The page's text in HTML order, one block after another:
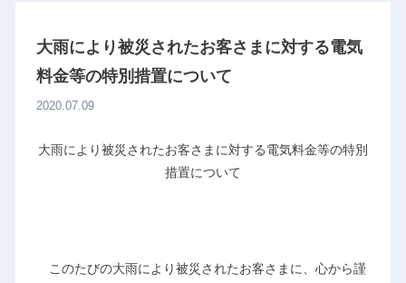
大雨により被災されたお客さまに対する電気
料金等の特別措置について
2020.07.09
大雨により被災されたお客さまに対する電気料金等の特別
措置について
このたびの大雨により被災されたお客さまに、心から謹